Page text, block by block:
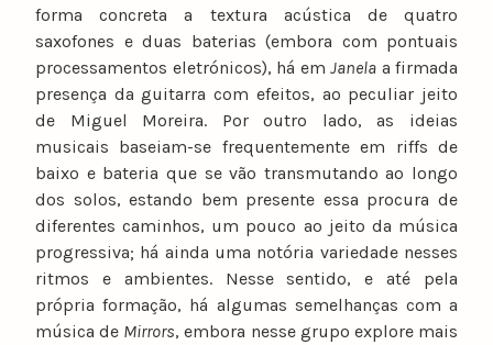
forma concreta a textura acústica de quatro
saxofones e duas baterias (embora com pontuais
processamentos eletrónicos), há em Janela a firmada
presença da guitarra com efeitos, ao peculiar jeito
de Miguel Moreira. Por outro lado, as ideias
musicais baseiam-se frequentemente em riffs de
baixo e bateria que se vão transmutando ao longo
dos solos, estando bem presente essa procura de
diferentes caminhos, um pouco ao jeito da música
progressiva; há ainda uma notória variedade nesses
ritmos e ambientes. Nesse sentido, e até pela
própria formação, há algumas semelhanças com a
música de Mirrors, embora nesse grupo explore mais